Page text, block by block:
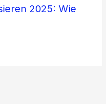
2025: Wie